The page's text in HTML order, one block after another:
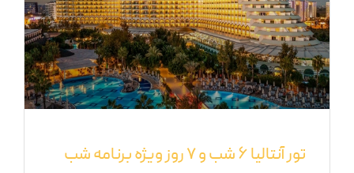
تور آنتالیا ۶ شب و ۷ روز ویژه برنامه شب